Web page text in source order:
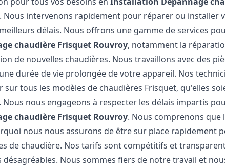
. Nous intervenons rapidement pour réparer ou installer
délais. Nous offrons une gamme de services
chaudière Frisquet Rouvroy, notamment la
de nouvelles chaudières. Nous travaillons avec des
durée de vie prolongée de votre appareil. Nos
sur tous les modèles de chaudières Frisquet, qu'elles
Nous nous engageons à respecter les délais impartis
chaudière Frisquet Rouvroy. Nous comprenons que
nous nous assurons de être sur place rapidement
de chaudière. Nos tarifs sont compétitifs et
désagréables. Nous sommes fiers de notre travail et